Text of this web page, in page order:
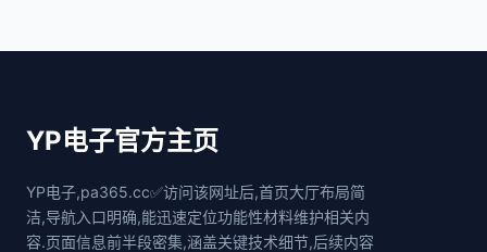
YP电子官方主页
YP电子,pa365.cc✅访问该网址后,首页大厅布局简
洁,导航入口明确,能迅速定位功能性材料维护相关内
容.页面信息前半段密集,涵盖关键技术细节,后续内容